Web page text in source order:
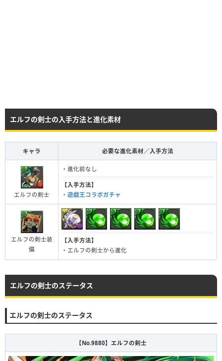
エルフの剣士の入手方法と進化素材
キャラ 必要な進化素材／入手方法
エルフの剣士
・進化前なし
【入手方法】
・ 遊戯王コラボガチャ
エルフの剣士装
備
【入手方法】
・エルフの剣士から進化
エルフの剣士のステータス
エルフの剣士のステータス
【No.9880】エルフの剣士